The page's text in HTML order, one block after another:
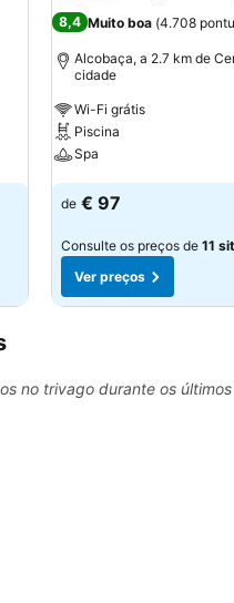
8,4 Muito boa (4.708
Alcobaça, a 2.7 km de
cidade
Wi-Fi grátis
Piscina
Spa
Ver preços
de € 97
Consulte os preços de 11
Ver preços
no trivago durante os